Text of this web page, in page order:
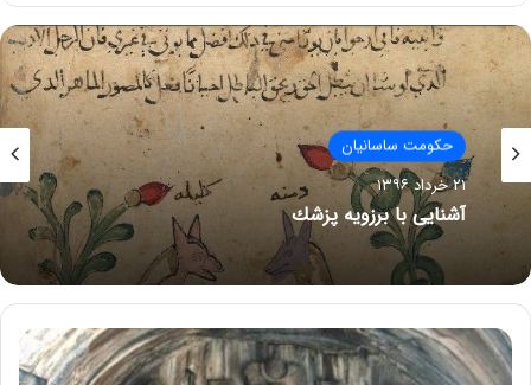
حکومت ساسانیان
۲۱ خرداد ۱۳۹۶
آشنایی با برزویه پزشك